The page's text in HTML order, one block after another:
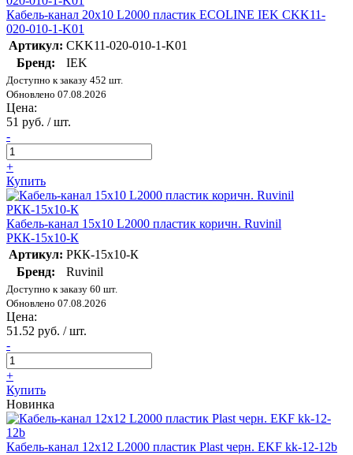
Кабель-канал 20х10 L2000 пластик ECOLINE IEK CKK11-
020-010-1-K01
Артикул: CKK11-020-010-1-K01
Бренд:
IEK
Доступно к заказу 452 шт.
Обновлено 07.08.2026
Цена:
51 руб. / шт.
-
+
Купить
Кабель-канал 15х10 L2000 пластик коричн. Ruvinil
РКК-15х10-К
Артикул: РКК-15х10-К
Бренд:
Ruvinil
Доступно к заказу 60 шт.
Обновлено 07.08.2026
Цена:
51.52 руб. / шт.
-
+
Купить
Новинка
Кабель-канал 12х12 L2000 пластик Plast черн. EKF kk-12-12b